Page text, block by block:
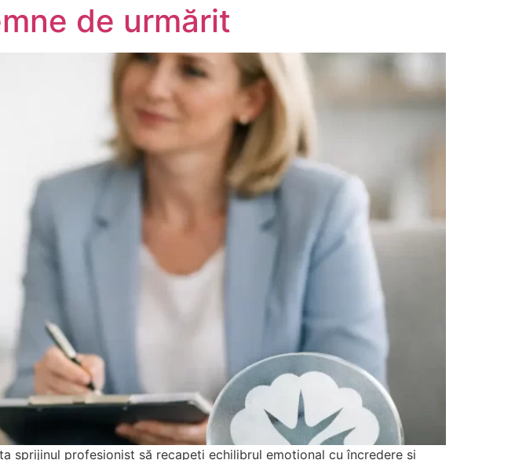
de urmărit
sprijinul profesionist să recapeți echilibrul emoțional cu încredere și